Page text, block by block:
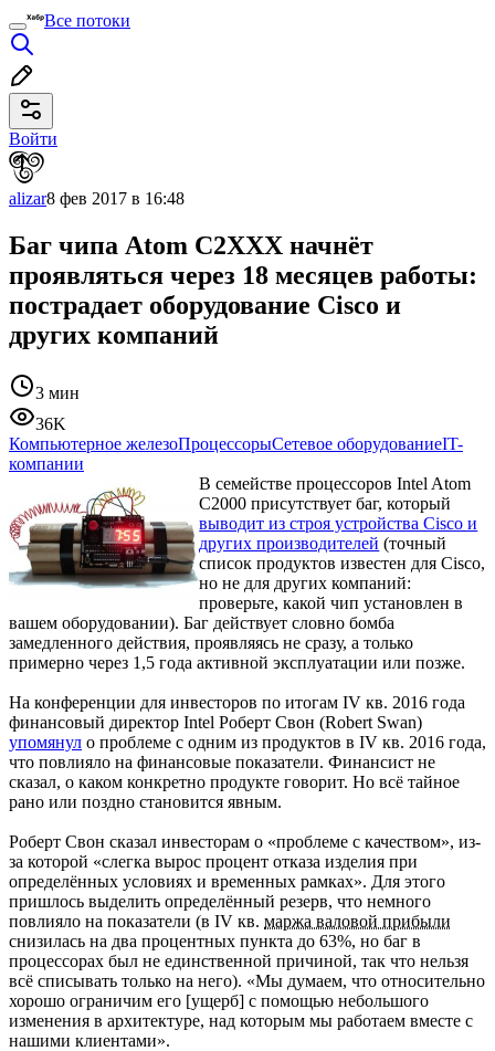
Все потоки
Войти
alizar8 фев 2017 в 16:48
Баг чипа Atom С2XXX начнёт
проявляться через 18 месяцев работы:
пострадает оборудование Cisco и
других компаний
3 мин
36K
Компьютерное железоПроцессорыСетевое оборудованиеIT-
компании
В семействе процессоров Intel Atom
C2000 присутствует баг, который
выводит из строя устройства Cisco и
других производителей (точный
список продуктов известен для Cisco,
но не для других компаний:
проверьте, какой чип установлен в
вашем оборудовании). Баг действует словно бомба
замедленного действия, проявляясь не сразу, а только
примерно через 1,5 года активной эксплуатации или позже.
На конференции для инвесторов по итогам IV кв. 2016 года
финансовый директор Intel Роберт Свон (Robert Swan)
упомянул о проблеме с одним из продуктов в IV кв. 2016 года,
что повлияло на финансовые показатели. Финансист не
сказал, о каком конкретно продукте говорит. Но всё тайное
рано или поздно становится явным.
Роберт Свон сказал инвесторам о «проблеме с качеством», из-
за которой «слегка вырос процент отказа изделия при
определённых условиях и временных рамках». Для этого
пришлось выделить определённый резерв, что немного
повлияло на показатели (в IV кв. маржа валовой прибыли
снизилась на два процентных пункта до 63%, но баг в
процессорах был не единственной причиной, так что нельзя
всё списывать только на него). «Мы думаем, что относительно
хорошо ограничим его [ущерб] с помощью небольшого
изменения в архитектуре, над которым мы работаем вместе с
нашими клиентами».